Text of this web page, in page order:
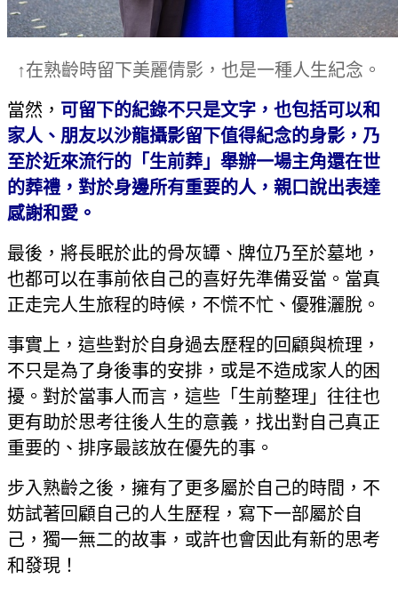
↑在熟齡時留下美麗倩影，也是一種人生紀念。
當然， 可留下的紀錄不只是文字，也包括可以和
家人、朋友以沙龍攝影留下值得紀念的身影，乃
至於近來流行的「生前葬」舉辦一場主角還在世
的葬禮，對於身邊所有重要的人，親口說出表達
感謝和愛。
最後，將長眠於此的骨灰罈、牌位乃至於墓地，
也都可以在事前依自己的喜好先準備妥當。當真
正走完人生旅程的時候，不慌不忙、優雅灑脫。
事實上，這些對於自身過去歷程的回顧與梳理，
不只是為了身後事的安排，或是不造成家人的困
擾。對於當事人而言，這些「生前整理」往往也
更有助於思考往後人生的意義，找出對自己真正
重要的、排序最該放在優先的事。
步入熟齡之後，擁有了更多屬於自己的時間，不
妨試著回顧自己的人生歷程，寫下一部屬於自
己，獨一無二的故事，或許也會因此有新的思考
和發現！